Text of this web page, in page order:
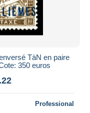
TàN en paire
350 euros
Professional